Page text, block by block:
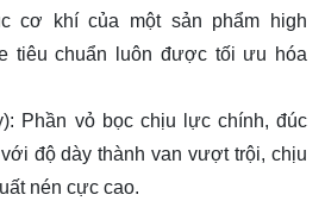
cơ khí của một sản phẩm high
tiêu chuẩn luôn được tối ưu hóa
Phần vỏ bọc chịu lực chính, đúc
độ dày thành van vượt trội, chịu
nén cực cao.